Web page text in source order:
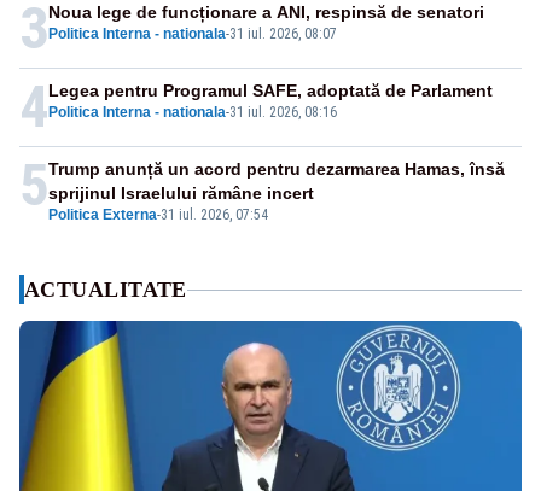
3 Politica Interna - nationala-31 iul. 2026, 08:07
Noua lege de funcționare a ANI, respinsă de senatori
4 Politica Interna - nationala-31 iul. 2026, 08:16
Legea pentru Programul SAFE, adoptată de Parlament
5 Politica Externa-31 iul. 2026, 07:54
Trump anunță un acord pentru dezarmarea Hamas, însă
sprijinul Israelului rămâne incert
ACTUALITATE